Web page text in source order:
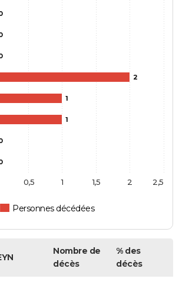
2
1
1
Personnes décédées
0,5 1 1,5 2 2,5
Nombre de
décès
% des
décès